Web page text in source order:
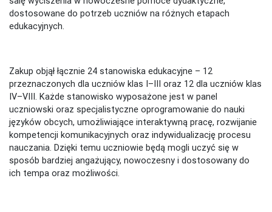
dostosowane do potrzeb uczniów na różnych etapach
edukacyjnych.
Zakup objął łącznie 24 stanowiska edukacyjne – 12
przeznaczonych dla uczniów klas I–III oraz 12 dla uczniów klas
IV–VIII. Każde stanowisko wyposażone jest w panel
uczniowski oraz specjalistyczne oprogramowanie do nauki
języków obcych, umożliwiające interaktywną pracę, rozwijanie
kompetencji komunikacyjnych oraz indywidualizację procesu
nauczania. Dzięki temu uczniowie będą mogli uczyć się w
sposób bardziej angażujący, nowoczesny i dostosowany do
ich tempa oraz możliwości.